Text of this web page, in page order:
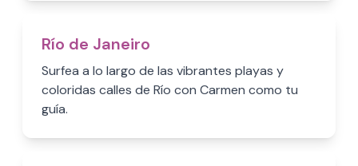
Río de Janeiro
Surfea a lo largo de las vibrantes playas y
coloridas calles de Río con Carmen como tu
guía.